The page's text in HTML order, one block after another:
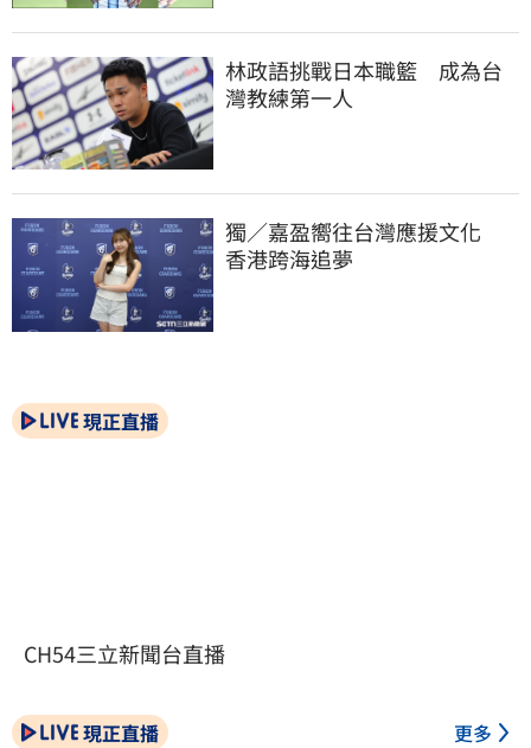
林政語挑戰日本職籃　成為台
灣教練第一人
獨／嘉盈嚮往台灣應援文化
香港跨海追夢
現正直播
CH54三立新聞台直播
現正直播 更多